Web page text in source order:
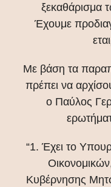
ξεκαθάρισμα
Έχουμε
Με βάση τα
πρέπει να
ο Παύλος
“1. Έχει το
Κυβέρνησης